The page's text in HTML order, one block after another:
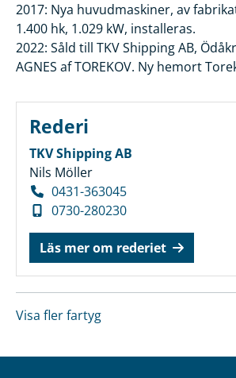
2017: Nya huvudmaskiner, av
1.400 hk, 1.029 kW, installeras.
2022: Såld till TKV Shipping AB,
AGNES af TOREKOV. Ny hemort
Rederi
TKV Shipping AB
Nils Möller
0431-363045
0730-280230
Läs mer om rederiet
Visa fler fartyg